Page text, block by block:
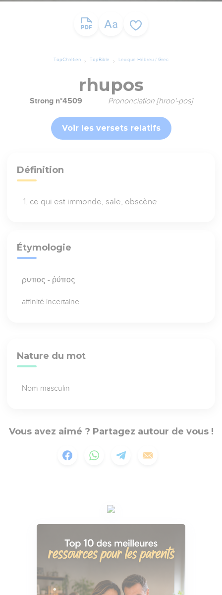
TopChrétien TopBible Lexique Hébreu / Grec
rhupos
Strong n°4509 Prononciation [hroo'-pos]
Voir les versets relatifs
Définition
ce qui est immonde, sale, obscène
Étymologie
ρυπος - ῥύπος
affinité incertaine
Nature du mot
Nom masculin
Vous avez aimé ? Partagez autour de vous !